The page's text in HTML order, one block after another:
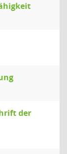
der